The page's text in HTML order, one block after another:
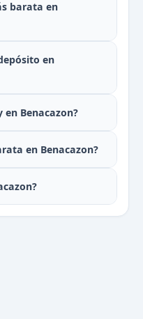
barata en
en
en Benacazon?
en Benacazon?